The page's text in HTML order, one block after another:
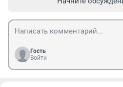
Гость
Войти